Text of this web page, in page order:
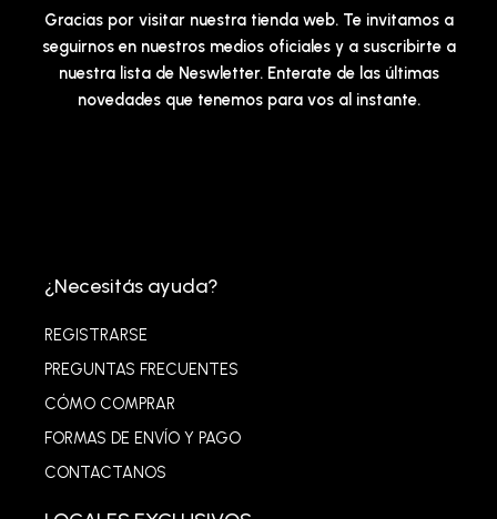
Gracias por visitar nuestra tienda web. Te invitamos a
seguirnos en nuestros medios oficiales y a suscribirte a
nuestra lista de Neswletter. Enterate de las últimas
novedades que tenemos para vos al instante.
¿Necesitás ayuda?
REGISTRARSE
PREGUNTAS FRECUENTES
CÓMO COMPRAR
FORMAS DE ENVÍO Y PAGO
CONTACTANOS